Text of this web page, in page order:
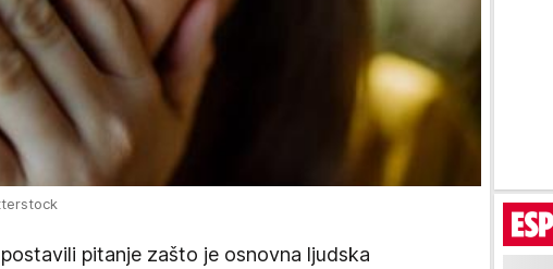
pitanje zašto je osnovna ljudska